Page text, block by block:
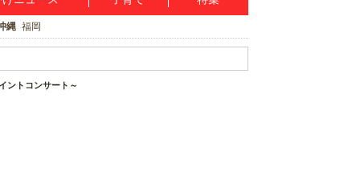
縄 福岡
ントコンサート～